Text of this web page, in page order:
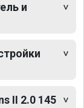
и
II 2.0 145